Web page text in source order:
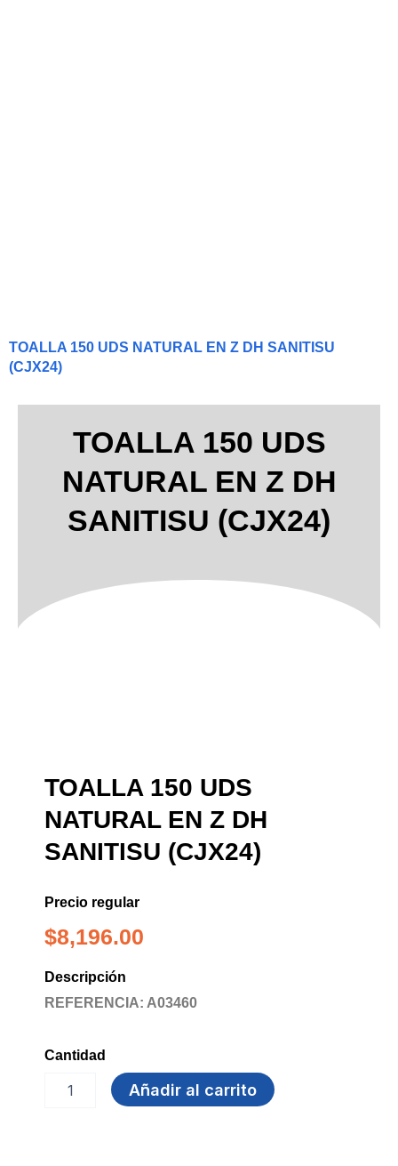
TOALLA 150 UDS NATURAL EN Z DH SANITISU
(CJX24)
TOALLA 150 UDS
NATURAL EN Z DH
SANITISU (CJX24)
TOALLA 150 UDS
NATURAL EN Z DH
SANITISU (CJX24)
Precio regular
$8,196.00
Descripción
REFERENCIA: A03460
Cantidad
Añadir al carrito